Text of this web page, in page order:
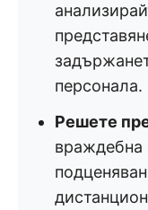
персонала.
Решете
враждебна